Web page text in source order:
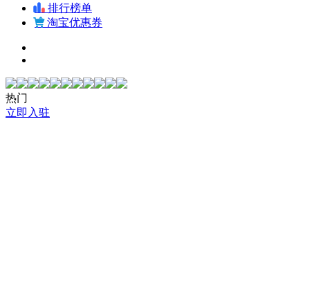
排行榜单
淘宝优惠券
热门
立即入驻